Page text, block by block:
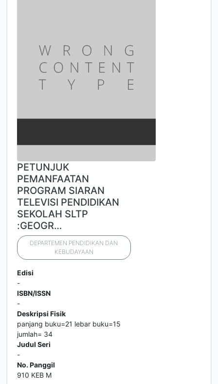
PETUNJUK
PEMANFAATAN
PROGRAM SIARAN
TELEVISI PENDIDIKAN
SEKOLAH SLTP
:GEOGR…
DEPARTEMEN PENDIDIKAN DAN
KEBUDAYAAN
Edisi
-
ISBN/ISSN
-
Deskripsi Fisik
panjang buku=21 lebar buku=15
jumlah= 34
Judul Seri
-
No. Panggil
910 KEB M